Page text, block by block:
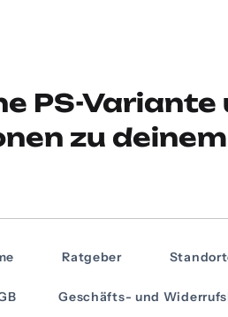
PS-
zu
Ratgeber
Geschäfts- und